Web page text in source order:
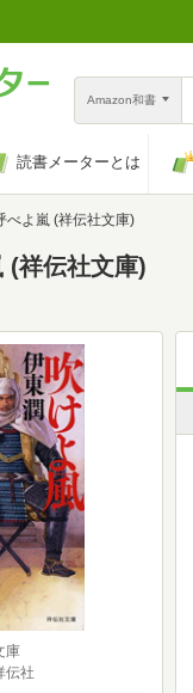
Amazon和書
読書メーターとは
べよ嵐 (祥伝社文庫)
(祥伝社文庫)
庫
伝社